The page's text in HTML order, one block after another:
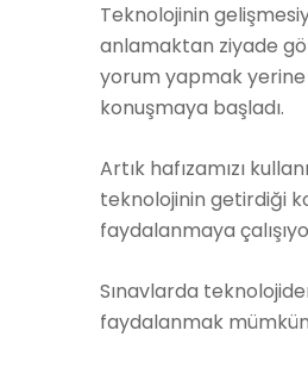
Teknolojinin
anlamaktan ziyade
yorum yapmak
konuşmaya başladı.
Artık hafızamızı
teknolojinin getirdiği
faydalanmaya
Sınavlarda
faydalanmak